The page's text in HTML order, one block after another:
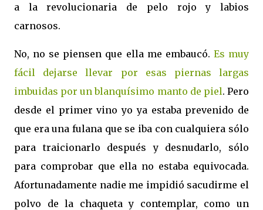
a la revolucionaria de pelo rojo y labios
carnosos.
No, no se piensen que ella me embaucó. Es muy
fácil dejarse llevar por esas piernas largas
imbuidas por un blanquísimo manto de piel. Pero
desde el primer vino yo ya estaba prevenido de
que era una fulana que se iba con cualquiera sólo
para traicionarlo después y desnudarlo, sólo
para comprobar que ella no estaba equivocada.
Afortunadamente nadie me impidió sacudirme el
polvo de la chaqueta y contemplar, como un